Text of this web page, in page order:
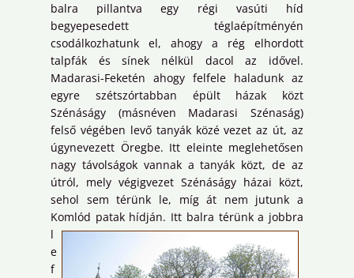
balra pillantva egy régi vasúti híd
begyepesedett téglaépítményén
csodálkozhatunk el, ahogy a rég elhordott
talpfák és sínek nélkül dacol az idővel.
Madarasi-Feketén ahogy felfele haladunk az
egyre szétszórtabban épült házak közt
Szénáságy (másnéven Madarasi Szénaság)
felső végében levő tanyák közé vezet az út, az
úgynevezett Öregbe. Itt eleinte meglehetősen
nagy távolságok vannak a tanyák közt, de az
útról, mely végigvezet Szénáságy házai közt,
sehol sem térünk le, míg át nem jutunk a
Komlód patak hídján. Itt balra térünk a jobbra
l
e
f